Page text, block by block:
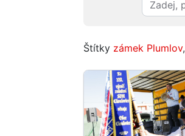
Štítky zámek Plumlov,